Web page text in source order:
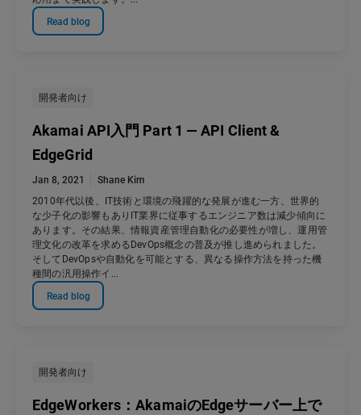
Read blog
開発者向け
Akamai API入門 Part 1 — API Client &
EdgeGrid
Jan 8, 2021
Shane Kim
2010年代以後、IT技術と環境の飛躍的な発展が進む一方、世界的
な少子化の影響もありIT業界に従事するエンジニア数は減少傾向に
あります。その結果、情報資産管理自動化の必要性が増し、運用管
理文化の改革を求めるDevOps概念の普及が推し進められました。
そしてDevOpsや自動化を可能とする、異なる操作方法を持った機
種間の汎用操作イ...
Read blog
開発者向け
EdgeWorkers：AkamaiのEdgeサーバー上で